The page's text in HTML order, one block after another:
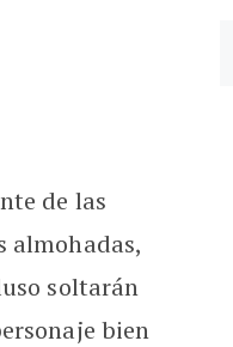
de las
almohadas,
soltarán
bien